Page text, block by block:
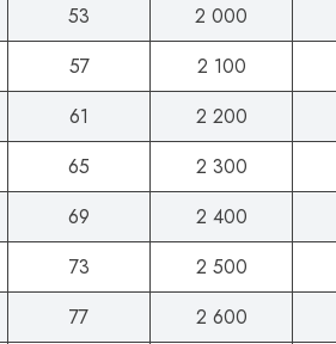
53 2 000
57 2 100
61 2 200
65 2 300
69 2 400
73 2 500
77 2 600